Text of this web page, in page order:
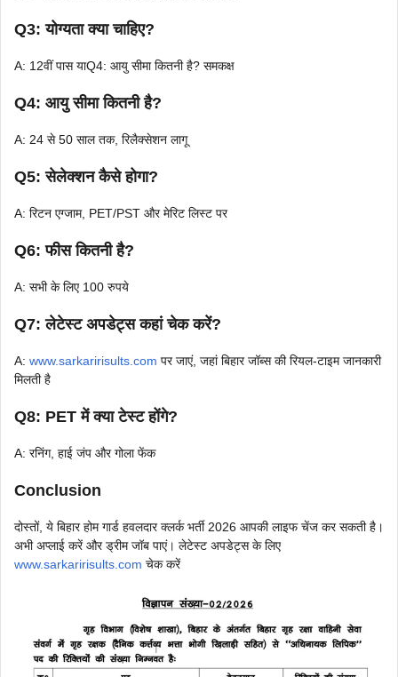
Q3: योग्यता क्या चाहिए?
A: 12वीं पास याQ4: आयु सीमा कितनी है? समकक्ष
Q4: आयु सीमा कितनी है?
A: 24 से 50 साल तक, रिलैक्सेशन लागू
Q5: सेलेक्शन कैसे होगा?
A: रिटन एग्जाम, PET/PST और मेरिट लिस्ट पर
Q6: फीस कितनी है?
A: सभी के लिए 100 रुपये
Q7: लेटेस्ट अपडेट्स कहां चेक करें?
A: www.sarkaririsults.com पर जाएं, जहां बिहार जॉब्स की रियल-टाइम जानकारी
मिलती है
Q8: PET में क्या टेस्ट होंगे?
A: रनिंग, हाई जंप और गोला फेंक
Conclusion
दोस्तों, ये बिहार होम गार्ड हवलदार क्लर्क भर्ती 2026 आपकी लाइफ चेंज कर सकती है।
अभी अप्लाई करें और ड्रीम जॉब पाएं। लेटेस्ट अपडेट्स के लिए
www.sarkaririsults.com चेक करें